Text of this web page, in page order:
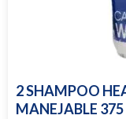
2 SHAMPOO
MANEJABLE 375